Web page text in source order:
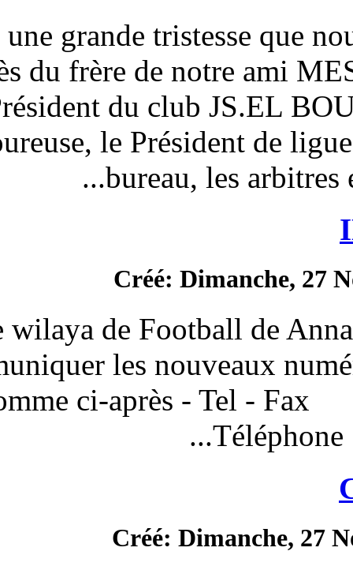
C’est avec une grande
décès du frère de
Président du
douloureuse, le
bureau,
Créé:
La ligue de wilaya de
vous communiquer les
comme ci-après
Créé: